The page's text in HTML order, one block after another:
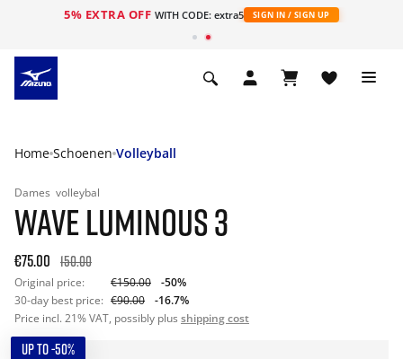
5% EXTRA OFF WITH CODE: extra5 SIGN IN / SIGN UP
Home Schoenen Volleyball
Dames volleybal
WAVE LUMINOUS 3
€75.00 150.00
Original price: €150.00
-50%
30-day best price: €90.00
-16.7%
Price incl. 21% VAT, possibly plus shipping cost
UP TO -50%